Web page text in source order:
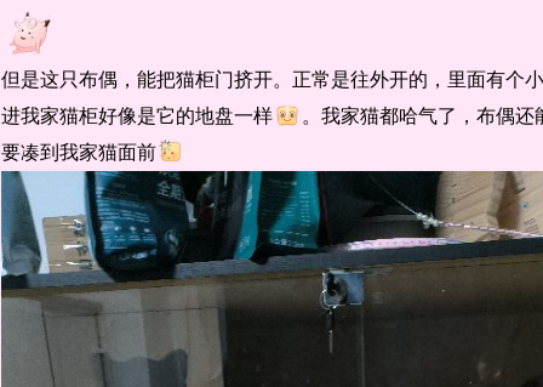
但是这只布偶，能把猫柜门挤开。正常是往外开的，里面有个
进我家猫柜好像是它的地盘一样
。我家猫都哈气了，布偶
要凑到我家猫面前